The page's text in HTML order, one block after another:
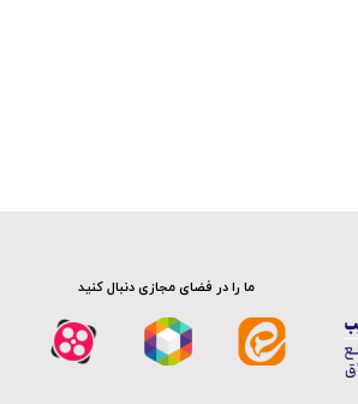
ما را در فضای مجازی دنبال کنید